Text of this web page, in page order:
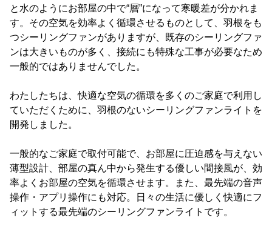
と水のようにお部屋の中で“層”になって寒暖差が分かれま
す。その空気を効率よく循環させるものとして、羽根をも
つシーリングファンがありますが、既存のシーリングファ
ンは大きいものが多く、接続にも特殊な工事が必要なため
一般的ではありませんでした。
わたしたちは、快適な空気の循環を多くのご家庭で利用し
ていただくために、羽根のないシーリングファンライトを
開発しました。
一般的なご家庭で取付可能で、お部屋に圧迫感を与えない
薄型設計、部屋の真ん中から発生する優しい間接風が、効
率よくお部屋の空気を循環させます。また、最先端の音声
操作・アプリ操作にも対応。日々の生活に優しく快適にフ
ィットする最先端のシーリングファンライトです。